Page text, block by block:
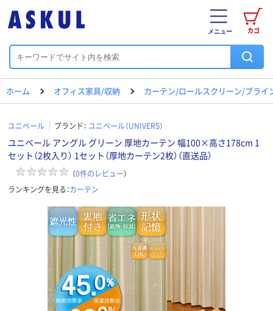
カゴ
メニュー
ホーム オフィス家具/収納 カーテン/ロールスクリーン/ブライ
ユニベール ブランド： ユニベール（UNIVERS）
ユニベール アングル グリーン 厚地カーテン 幅100×高さ178cm 1
セット（2枚入り） 1セット（厚地カーテン2枚）（直送品）
（0件のレビュー）
ランキングを見る：カーテン